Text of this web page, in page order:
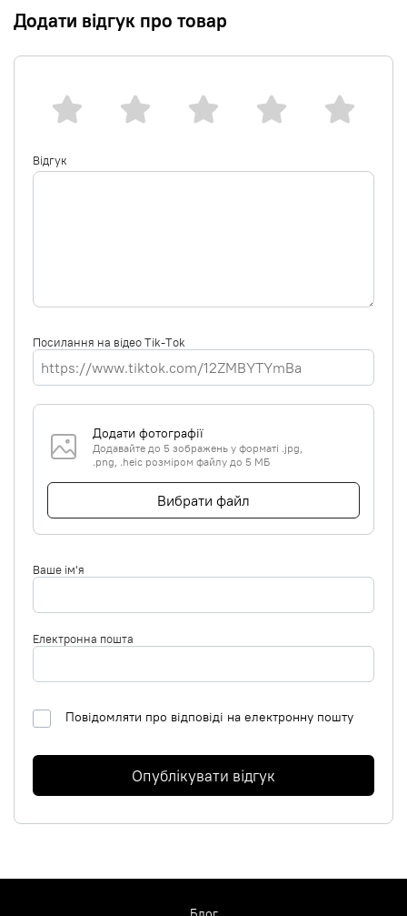
Додати відгук про товар
Відгук
Посилання на відео Tik-Tok
Додати фотографії
Додавайте до 5 зображень у форматі .jpg,
.png, .heic розміром файлу до 5 МБ
Вибрати файл
Ваше ім'я
Електронна пошта
Повідомляти про відповіді на електронну пошту
Опублікувати відгук